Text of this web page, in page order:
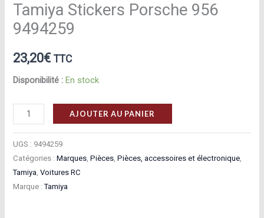
Tamiya Stickers Porsche 956
9494259
23,20€ TTC
Disponibilité : En stock
quantité
de
Tamiya
Stickers
Porsche
956
AJOUTER AU PANIER
UGS : 9494259
Catégories :Marques,Pièces,Pièces, accessoires et électronique,
Tamiya,Voitures RC
Marque :Tamiya